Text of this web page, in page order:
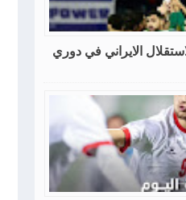
الايراني في دوري